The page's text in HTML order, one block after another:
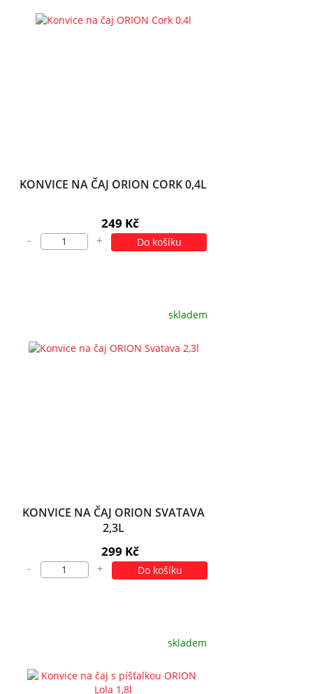
KONVICE NA ČAJ ORION CORK 0,4L
249 Kč
- + Do košíku
skladem
KONVICE NA ČAJ ORION SVATAVA
2,3L
299 Kč
- + Do košíku
skladem